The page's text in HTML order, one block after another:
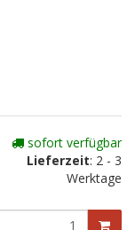
sofort verfügbar
Lieferzeit: 2 - 3
Werktage